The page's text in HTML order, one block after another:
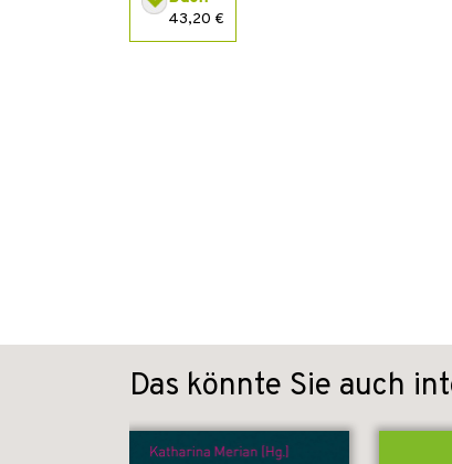
43,20 €
Das könnte Sie auch